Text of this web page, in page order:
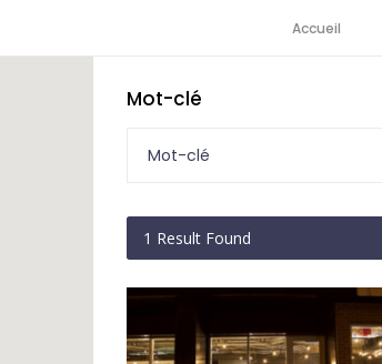
Accueil
Mot-clé
1 Result Found